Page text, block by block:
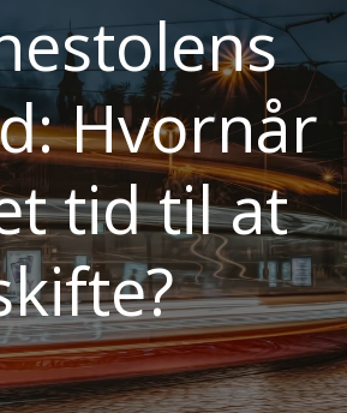
Hvornår
tid til at